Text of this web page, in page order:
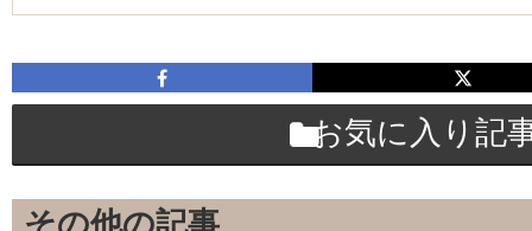
お気に入り記